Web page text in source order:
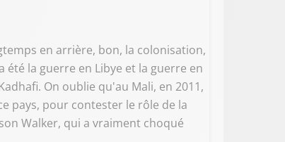
en arrière, bon, la colonisation,
été la guerre en Libye et la guerre en
On oublie qu'au Mali, en 2011,
pays, pour contester le rôle de la
Walker, qui a vraiment choqué